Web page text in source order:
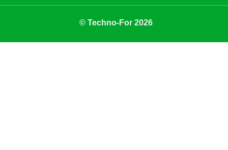
© Techno-For 2026